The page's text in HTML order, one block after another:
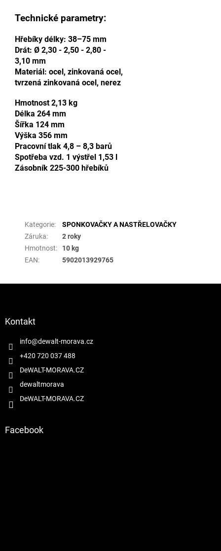
Technické parametry:
Hřebíky délky: 38–75 mm
Drát: Ø 2,30 - 2,50 - 2,80 -
3,10 mm
Materiál: ocel, zinkovaná ocel,
tvrzená zinkovaná ocel, nerez
Hmotnost 2,13 kg
Délka 264 mm
Šířka 124 mm
Výška 356 mm
Pracovní tlak 4,8 – 8,3 barů
Spotřeba vzd. 1 výstřel 1,53 l
Zásobník 225-300 hřebíků
Kategorie:
SPONKOVAČKY A NASTŘELOVAČKY
Záruka:
2 roky
Hmotnost:
10 kg
EAN: 5902013929765
Kontakt
info@dewalt-morava.cz
+420 720 037 488
DeWALT-MORAVA.CZ
dewaltmorava
DeWALT-MORAVA.CZ
Facebook